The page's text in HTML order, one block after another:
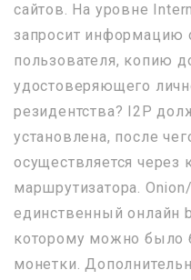
сайтов. На уровне
запросит информацию
пользователя, копию
удостоверяющего
резидентства? I2P
установлена, после
осуществляется через
маршрутизатора.
единственный онлайн
которому можно было
монетки.